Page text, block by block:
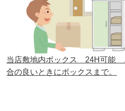
第25回人形供養祭 平成28
第24回人形供養祭 平成27
第23回人形供養祭平成26
第22回人形供養祭平成26年
当店敷地内ボックス 24H可能
合の良いときにボックスまで。